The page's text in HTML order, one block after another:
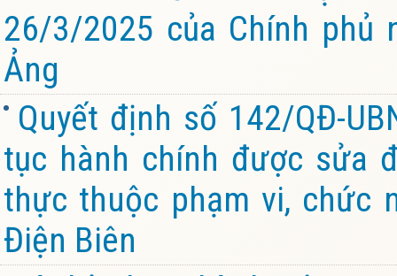
26/3/2025 của Chính phủ
Ảng
Quyết định số 142/QĐ-
tục hành chính được sửa
thực thuộc phạm vi, chức
Điện Biên